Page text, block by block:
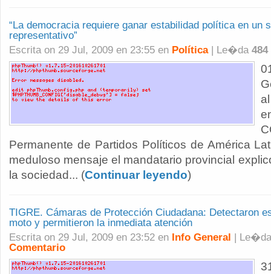
“La democracia requiere ganar estabilidad política en un
representativo”
Escrita on 29 Jul, 2009 en 23:55 en Política| Le�da 484
Permanente de Partidos Políticos de América
meduloso mensaje el mandatario provincial
la sociedad... (Continuar leyendo)
TIGRE. Cámaras de Protección Ciudadana: Detectaron
moto y permitieron la inmediata atención
Escrita on 29 Jul, 2009 en 23:52 en Info General |
Comentario